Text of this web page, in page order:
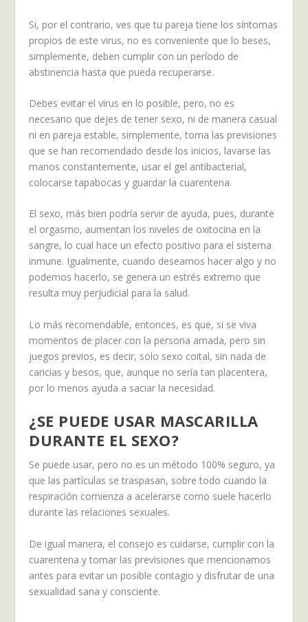
Si, por el contrario, ves que tu pareja tiene los síntomas
propios de este virus, no es conveniente que lo beses,
simplemente, deben cumplir con un período de
abstinencia hasta que pueda recuperarse.
Debes evitar el virus en lo posible, pero, no es
necesario que dejes de tener sexo, ni de manera casual
ni en pareja estable, simplemente, toma las previsiones
que se han recomendado desde los inicios, lavarse las
manos constantemente, usar el gel antibacterial,
colocarse tapabocas y guardar la cuarentena.
El sexo, más bien podría servir de ayuda, pues, durante
el orgasmo, aumentan los niveles de oxitocina en la
sangre, lo cual hace un efecto positivo para el sistema
inmune. Igualmente, cuando deseamos hacer algo y no
podemos hacerlo, se genera un estrés extremo que
resulta muy perjudicial para la salud.
Lo más recomendable, entonces, es que, si se viva
momentos de placer con la persona amada, pero sin
juegos previos, es decir, solo sexo coital, sin nada de
caricias y besos, que, aunque no sería tan placentera,
por lo menos ayuda a saciar la necesidad.
¿SE PUEDE USAR MASCARILLA
DURANTE EL SEXO?
Se puede usar, pero no es un método 100% seguro, ya
que las partículas se traspasan, sobre todo cuando la
respiración comienza a acelerarse como suele hacerlo
durante las relaciones sexuales.
De igual manera, el consejo es cuidarse, cumplir con la
cuarentena y tomar las previsiones que mencionamos
antes para evitar un posible contagio y disfrutar de una
sexualidad sana y consciente.